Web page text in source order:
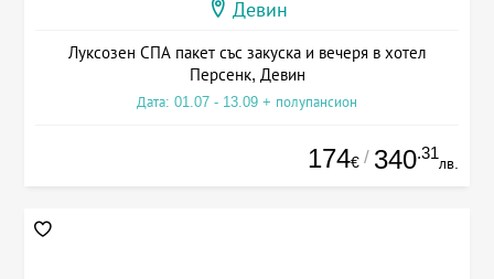
Девин
Луксозен СПА пакет със закуска и вечеря в хотел
Персенк, Девин
Дата: 01.07 - 13.09 + полупансион
174€ / 340.31
лв.